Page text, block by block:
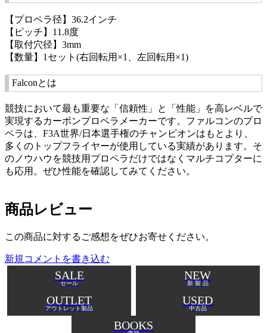
【プロペラ径】36.2インチ
【ピッチ】11.8度
【取付穴径】3mm
【数量】1セット(右回転用×1、左回転用×1)
Falconとは
競技において最も重要な「信頼性」と「性能」を高レベルで
実現するカーボンプロペラメーカーです。ファルコンのプロ
ペラは、F3A世界/日本選手権のチャンピオンはもとより、
多くのトップフライヤーが使用している実績があります。そ
のノウハウを競技用プロペラだけではなくマルチコプターに
も応用。ぜひ性能を確認してみてください。
商品レビュー
この商品に対するご感想をぜひお寄せください。
新規コメントを書き込む
SALE
セール
NEW
新 製 品
OUTLET
アウトレット製品
USED
中古品
BOOKS